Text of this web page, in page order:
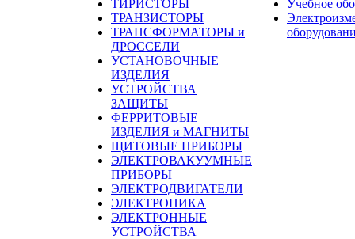
ТИРИСТОРЫ
ТРАНЗИСТОРЫ
ТРАНСФОРМАТОРЫ и
ДРОССЕЛИ
УСТАНОВОЧНЫЕ
ИЗДЕЛИЯ
УСТРОЙСТВА
ЗАЩИТЫ
ФЕРРИТОВЫЕ
ИЗДЕЛИЯ и МАГНИТЫ
ЩИТОВЫЕ ПРИБОРЫ
ЭЛЕКТРОВАКУУМНЫЕ
ПРИБОРЫ
ЭЛЕКТРОДВИГАТЕЛИ
ЭЛЕКТРОНИКА
ЭЛЕКТРОННЫЕ
УСТРОЙСТВА
Учебное